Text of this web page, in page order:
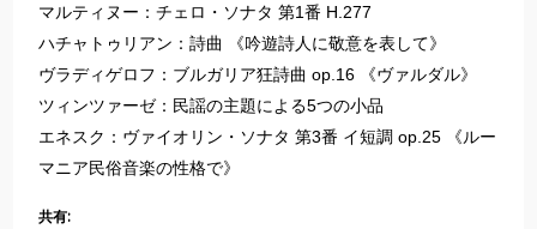
マルティヌー：チェロ・ソナタ 第1番 H.277
ハチャトゥリアン：詩曲 《吟遊詩人に敬意を表して》
ヴラディゲロフ：ブルガリア狂詩曲 op.16 《ヴァルダル》
ツィンツァーゼ：民謡の主題による5つの小品
エネスク：ヴァイオリン・ソナタ 第3番 イ短調 op.25 《ルー
マニア民俗音楽の性格で》
共有: